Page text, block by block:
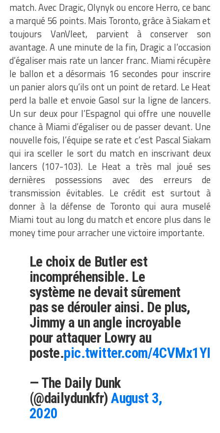
match. Avec Dragic, Olynyk ou encore Herro, ce banc
a marqué 56 points. Mais Toronto, grâce à Siakam et
toujours VanVleet, parvient à conserver son
avantage. A une minute de la fin, Dragic a l’occasion
d’égaliser mais rate un lancer franc. Miami récupère
le ballon et a désormais 16 secondes pour inscrire
un panier alors qu’ils ont un point de retard. Le Heat
perd la balle et envoie Gasol sur la ligne de lancers.
Un sur deux pour l’Espagnol qui offre une nouvelle
chance à Miami d’égaliser ou de passer devant. Une
nouvelle fois, l’équipe se rate et c’est Pascal Siakam
qui ira sceller le sort du match en inscrivant deux
lancers (107-103). Le Heat a très mal joué ses
dernières possessions avec des erreurs de
transmission évitables. Le crédit est surtout à
donner à la défense de Toronto qui aura muselé
Miami tout au long du match et encore plus dans le
money time pour arracher une victoire importante.
Le choix de Butler est
incompréhensible. Le
système ne devait sûrement
pas se dérouler ainsi. De plus,
Jimmy a un angle incroyable
pour attaquer Lowry au
poste.pic.twitter.com/
— The Daily Dunk
(@dailydunkfr)August 3,
2020